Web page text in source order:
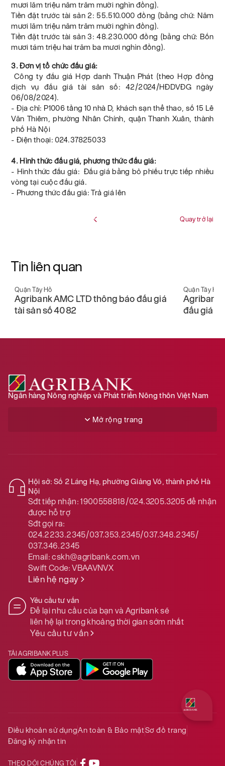
mươi lăm triệu năm trăm mười nghìn đồng).
Tiền đặt trước tài sản 2: 55.510.000 đồng (bằng chữ: Năm
mươi lăm triệu năm trăm mười nghìn đồng).
Tiền đặt trước tài sản 3: 48.230.000 đồng (bằng chữ: Bốn
mươi tám triệu hai trăm ba mươi nghìn đồng).
3. Đơn vị tổ chức đấu giá:
Công ty đấu giá Hợp danh Thuận Phát (theo Hợp đồng
dịch vụ đấu giá tài sản số: 42/2024/HĐDVĐG ngày
06/08/2024).
- Địa chỉ: P1006 tầng 10 nhà D, khách sạn thể thao, số 15 Lê
Văn Thiêm, phường Nhân Chính, quận Thanh Xuân, thành
phố Hà Nội
- Điện thoại: 024.37825033
4. Hình thức đấu giá, phương thức đấu giá:
- Hình thức đấu giá: Đấu giá bằng bỏ phiếu trực tiếp nhiều
vòng tại cuộc đấu giá.
- Phương thức đấu giá: Trả giá lên
Quay trở lại
Tin liên quan
Quận Tây Hồ
Agribank AMC LTD thông báo đấu giá
tài sản số 4082
Quận Tây Hồ
Agribank
đấu giá
Ngân hàng Nông nghiệp và Phát triển Nông thôn Việt Nam
Mở rộng trang
Hội sở: Số 2 Láng Hạ, phường Giảng Võ, thành phố Hà
Nội
Sđt tiếp nhận: 1900558818/024.3205.3205để nhận
được hỗ trợ
Sđt gọi ra:
024.2233.2345/037.353.2345/037.348.2345/
037.346.2345
Email:cskh@agribank.com.vn
Swift Code:VBAAVNVX
Liên hệ ngay
Yêu cầu tư vấn
Để lại nhu cầu của bạn và Agribank sẽ
liên hệ lại trong khoảng thời gian sớm nhất
Yêu cầu tư vấn
TẢI AGRIBANK PLUS
Điều khoản sử dụngAn toàn & Bảo mậtSơ đồ trang
Đăng ký nhận tin
THEO DÕI CHÚNG TÔI
Quý